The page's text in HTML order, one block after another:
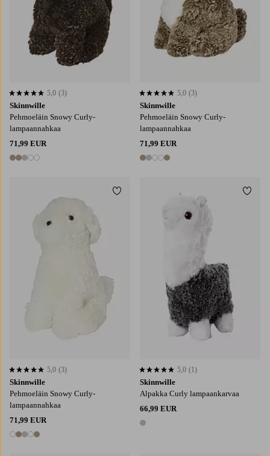
Skinnwille
Pehmoeläin Snowy Curly-
lampaannahkaa
71,99 EUR
5 värejä
5,0 perustuen 3 arvosanaan
5,0 (3)
Skinnwille
Pehmoeläin Snowy Curly-
lampaannahkaa
71,99 EUR
5 värejä
5,0 perustuen 3 arvosanaan
5,0 (3)
Skinnwille
Pehmoeläin Snowy Curly-
lampaannahkaa
71,99 EUR
5 värejä
5,0 perustuen 3 arvosanaan
5,0 (3)
Lisää suosikkeihin
Skinnwille
Alpakka Curly lampaankarvaa
66,99 EUR
1 väri
5,0 perustuen 1 arvosanaan
5,0 (1)